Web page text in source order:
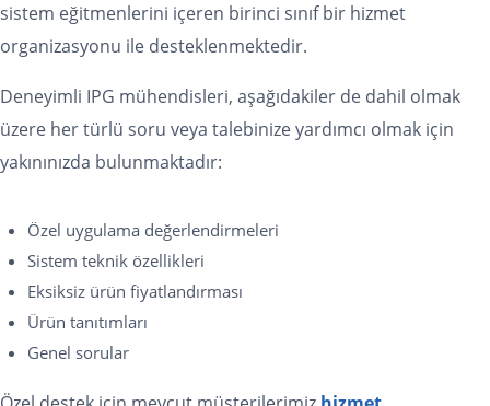
sistem eğitmenlerini içeren birinci sınıf bir hizmet
organizasyonu ile desteklenmektedir.
Deneyimli IPG mühendisleri, aşağıdakiler de dahil olmak
üzere her türlü soru veya talebinize yardımcı olmak için
yakınınızda bulunmaktadır:
Özel uygulama değerlendirmeleri
Sistem teknik özellikleri
Eksiksiz ürün fiyatlandırması
Ürün tanıtımları
Genel sorular